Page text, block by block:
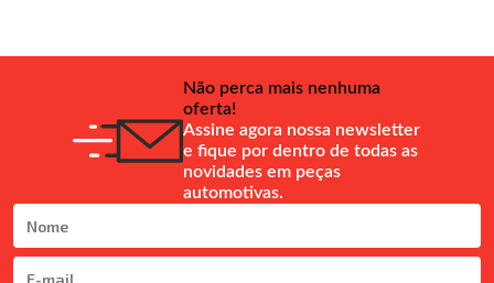
Não perca mais nenhuma
oferta!
Assine agora nossa newsletter
e fique por dentro de todas as
novidades em peças
automotivas.